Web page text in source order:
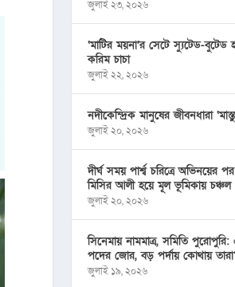
জুলাই ২৩, ২০২৬
‘মাটির ময়না’র সেটে স্যুটেড-
করিম চাচা
জুলাই ২২, ২০২৬
নদীকেন্দ্রিক মানুষের জীবনধারা
জুলাই ২০, ২০২৬
দীর্ঘ সময় পার্শ্ব চরিত্রে অভিনয়ের
মিসির আলী হয়ে মূল ভূমিকায় চঞ্চল
জুলাই ২০, ২০২৬
সিনেমায় নামমাত্র, সমিতি
পদের জোর, বড় পর্দায় কোথায়
জুলাই ১৯, ২০২৬